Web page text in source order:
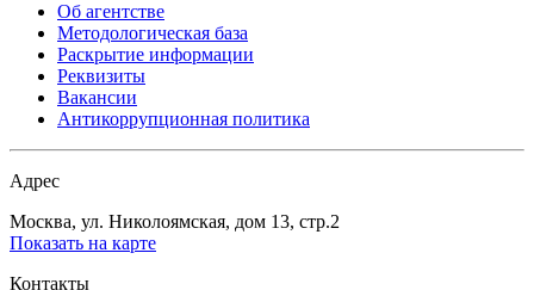
Об агентстве
Методологическая база
Раскрытие информации
Реквизиты
Вакансии
Антикоррупционная политика
Адрес
Москва, ул. Николоямская, дом 13, стр.2
Показать на карте
Контакты